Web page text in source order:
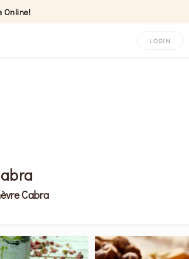
Online!
LOGIN
Cabra